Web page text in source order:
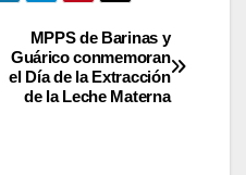
MPPS de Barinas y
Guárico conmemoran
el Día de la Extracción
de la Leche Materna